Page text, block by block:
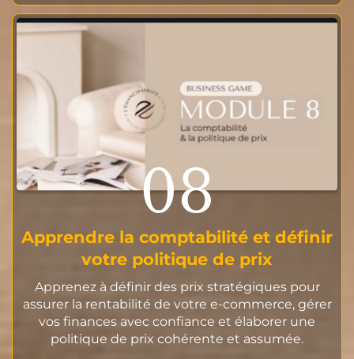
08
Apprendre la comptabilité et définir
votre politique de prix
Apprenez à définir des prix stratégiques pour
assurer la rentabilité de votre e-commerce, gérer
vos finances avec confiance et élaborer une
politique de prix cohérente et assumée.